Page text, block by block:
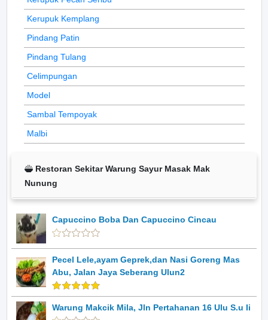
Kerupuk Kemplang
Pindang Patin
Pindang Tulang
Celimpungan
Model
Sambal Tempoyak
Malbi
Restoran Sekitar Warung Sayur Masak Mak
Nunung
Capuccino Boba Dan Capuccino Cincau
Pecel Lele,ayam Geprek,dan Nasi Goreng Mas
Abu, Jalan Jaya Seberang Ulun2
Warung Makcik Mila, Jln Pertahanan 16 Ulu S.u Ii